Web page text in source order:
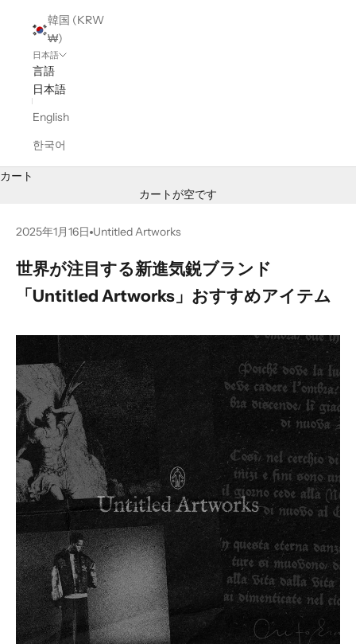
韓国 (KRW
₩)
日本語
言語
日本語
English
한국어
カート
カートが空です
2025年1月16日 Untitled Artworks
世界が注目する新進気鋭ブランド
「Untitled Artworks」おすすめアイテム